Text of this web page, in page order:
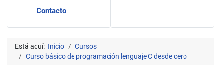
Contacto
Está aquí: Inicio
Cursos
Curso básico de programación lenguaje C desde cero